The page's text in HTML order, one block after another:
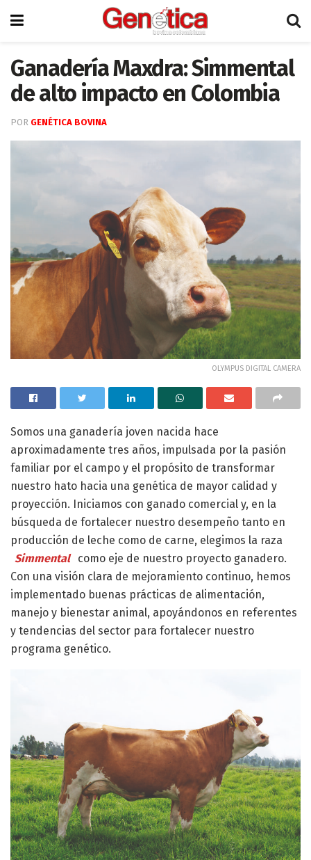
Ganadería Maxdra: Simmental
de alto impacto en Colombia
POR GENÉTICA BOVINA
OLYMPUS DIGITAL CAMERA
Somos una ganadería joven nacida hace
aproximadamente tres años, impulsada por la pasión
familiar por el campo y el propósito de transformar
nuestro hato hacia una genética de mayor calidad y
proyección. Iniciamos con ganado comercial y, en la
búsqueda de fortalecer nuestro desempeño tanto en
producción de leche como de carne, elegimos la raza
Simmental
como eje de nuestro proyecto ganadero.
Con una visión clara de mejoramiento continuo, hemos
implementado buenas prácticas de alimentación,
manejo y bienestar animal, apoyándonos en referentes
y tendencias del sector para fortalecer nuestro
programa genético.